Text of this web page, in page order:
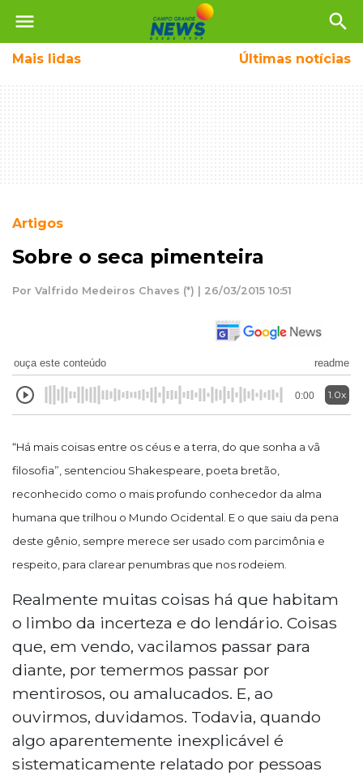
menu search
Mais lidas Últimas notícias
Artigos
Sobre o seca pimenteira
Por Valfrido Medeiros Chaves (*) | 26/03/2015 10:51
ouça este conteúdo readme
0:00 1.0x
“Há mais coisas entre os céus e a terra, do que sonha a vã
filosofia”, sentenciou Shakespeare, poeta bretão,
reconhecido como o mais profundo conhecedor da alma
humana que trilhou o Mundo Ocidental. E o que saiu da pena
deste gênio, sempre merece ser usado com parcimônia e
respeito, para clarear penumbras que nos rodeiem.
Realmente muitas coisas há que habitam
o limbo da incerteza e do lendário. Coisas
que, em vendo, vacilamos passar para
diante, por temermos passar por
mentirosos, ou amalucados. E, ao
ouvirmos, duvidamos. Todavia, quando
algo aparentemente inexplicável é
sistematicamente relatado por pessoas